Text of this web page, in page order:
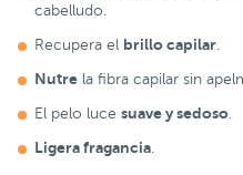
cabelludo.
Recupera el brillo capilar.
Nutre la fibra capilar sin
El pelo luce suave y sedoso.
Ligera fragancia.